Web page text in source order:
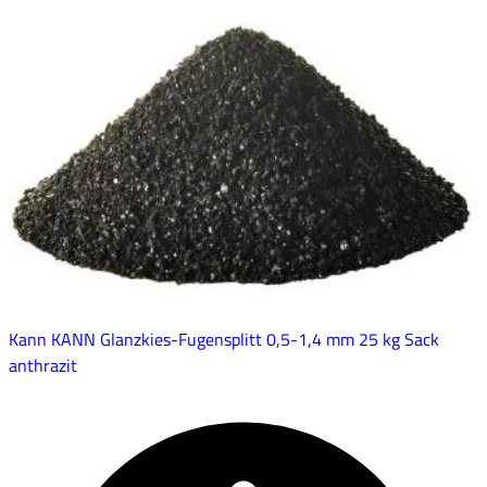
Kann KANN Glanzkies-Fugensplitt 0,5-1,4 mm 25 kg Sack
anthrazit